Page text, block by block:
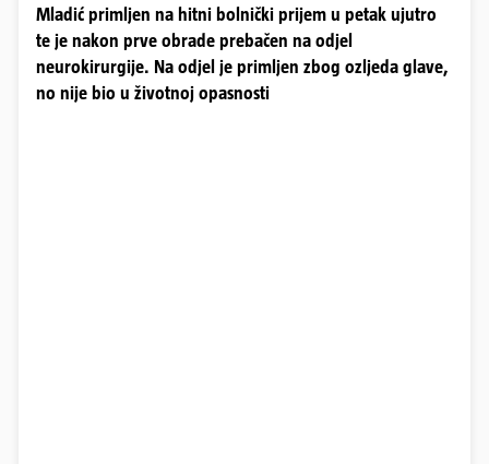
Mladić primljen na hitni bolnički prijem u petak ujutro
te je nakon prve obrade prebačen na odjel
neurokirurgije. Na odjel je primljen zbog ozljeda glave,
no nije bio u životnoj opasnosti